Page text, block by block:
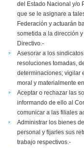
del Estado Nacional y/o
que se le asignare a
Federación y actuarán
sometida a la dirección
Directivo.-
Asesorar a los
resoluciones tomadas,
determinaciones; vigilar
moral y materialmente
Aceptar o rechazar las
informando de ello al
comunicar a las filiales
Administrar los bienes
personal y fijarles sus
trabajo respectivos.-